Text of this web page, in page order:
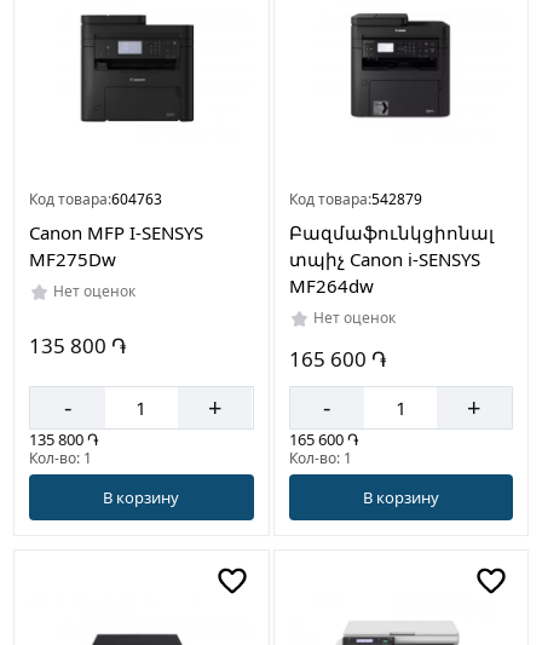
Код товара:604763
Canon MFP I-SENSYS
MF275Dw
Нет оценок
135 800 ֏
- +
135 800 ֏
Кол-во: 1
В корзину
Код товара:542879
Բազմաֆունկցիոնալ
տպիչ Canon i-SENSYS
MF264dw
Нет оценок
165 600 ֏
- +
165 600 ֏
Кол-во: 1
В корзину